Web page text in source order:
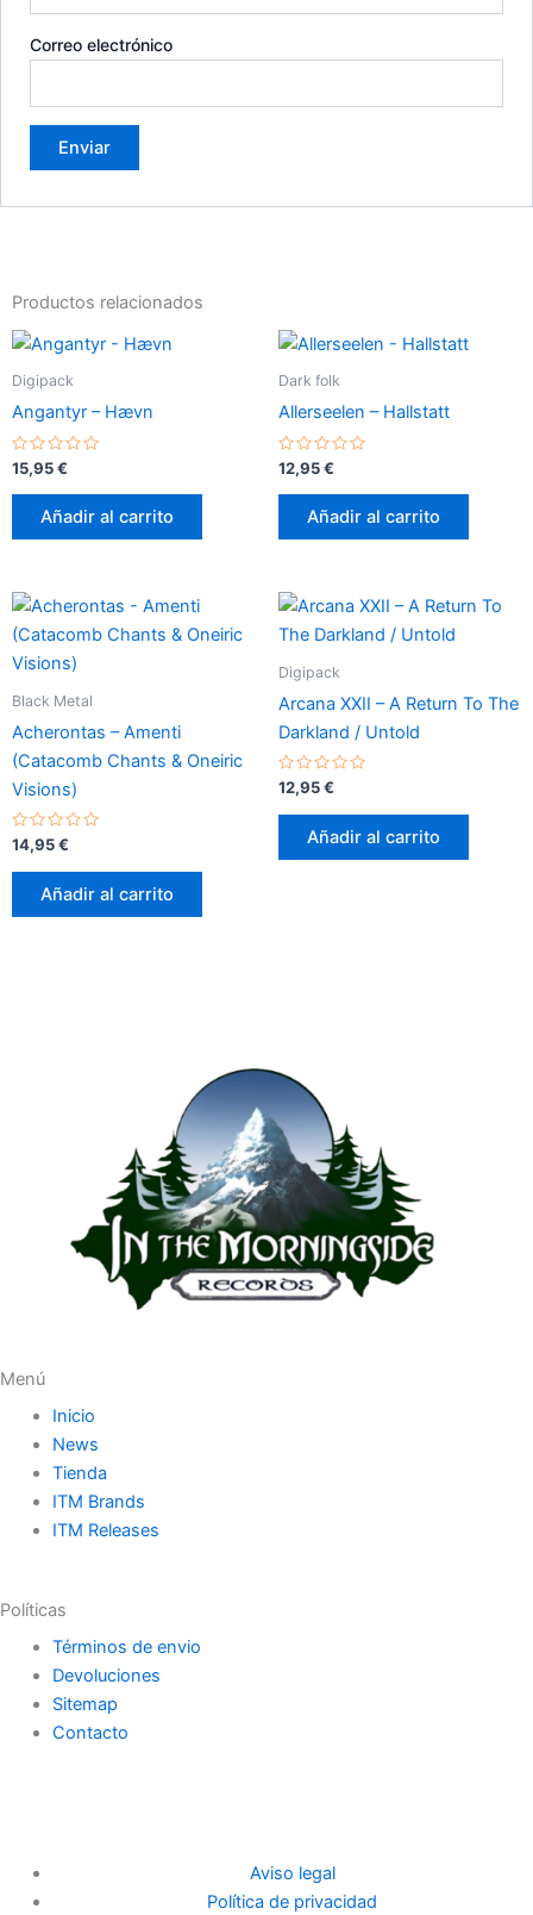
Correo electrónico
Productos relacionados
Digipack
Angantyr – Hævn
Valorado
con
0
15,95€
Añadir al carrito
Dark folk
Allerseelen – Hallstatt
Valorado
con
0
12,95€
Añadir al carrito
Black Metal
Acherontas – Amenti
(Catacomb Chants & Oneiric
Visions)
Valorado
con
0
14,95€
Añadir al carrito
Digipack
Arcana XXII – A Return To The
Darkland / Untold
Valorado
con
0
12,95€
Añadir al carrito
Menú
Inicio
News
Tienda
ITM Brands
ITM Releases
Políticas
Términos de envio
Devoluciones
Sitemap
Contacto
Aviso legal
Política de privacidad